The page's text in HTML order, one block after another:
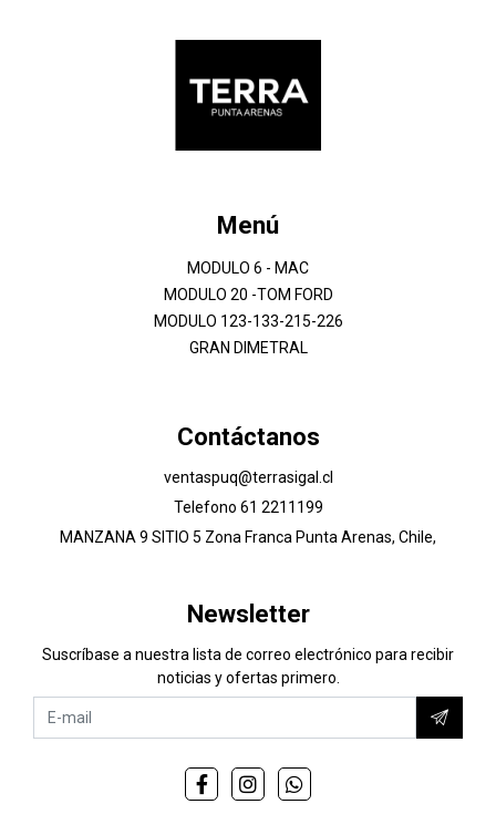
Menú
MODULO 6 - MAC
MODULO 20 -TOM FORD
MODULO 123-133-215-226
GRAN DIMETRAL
Contáctanos
ventaspuq@terrasigal.cl
Telefono 61 2211199
MANZANA 9 SITIO 5 Zona Franca Punta Arenas, Chile,
Newsletter
Suscríbase a nuestra lista de correo electrónico para recibir
noticias y ofertas primero.